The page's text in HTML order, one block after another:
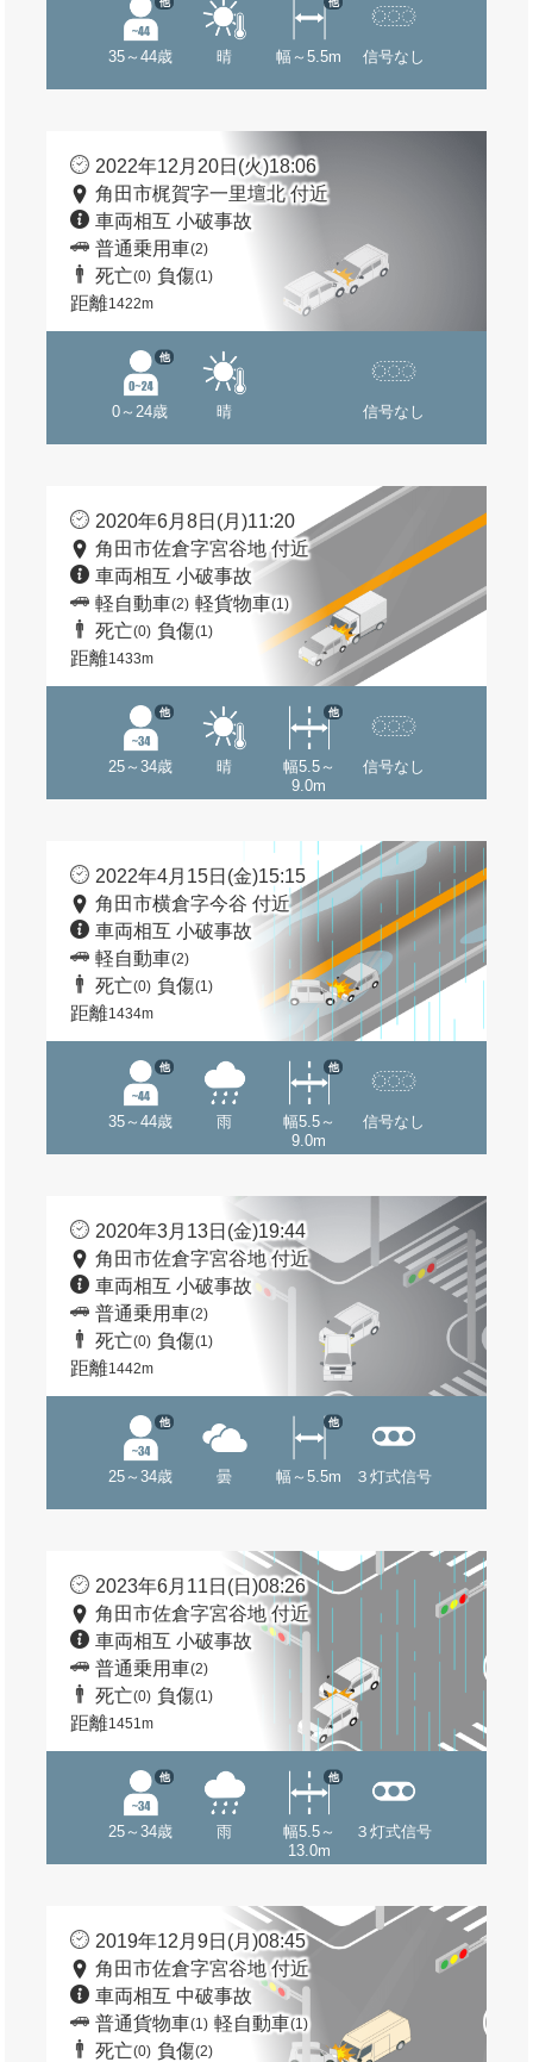
35～44歳 晴 幅～5.5m 信号なし
2022年12月20日(火)18:06
角田市梶賀字一里壇北 付近
車両相互 小破事故
普通乗用車(2)
死亡(0) 負傷(1)
距離1422m
0～24歳
他
晴 信号なし
2020年6月8日(月)11:20
角田市佐倉字宮谷地 付近
車両相互 小破事故
軽自動車(2) 軽貨物車(1)
死亡(0) 負傷(1)
距離1433m
25～34歳
他
晴
幅5.5～
9.0m
他
信号なし
2022年4月15日(金)15:15
角田市横倉字今谷 付近
車両相互 小破事故
軽自動車(2)
死亡(0) 負傷(1)
距離1434m
35～44歳
他
雨
幅5.5～
9.0m
他
信号なし
2020年3月13日(金)19:44
角田市佐倉字宮谷地 付近
車両相互 小破事故
普通乗用車(2)
死亡(0) 負傷(1)
距離1442m
25～34歳
他
曇 幅～5.5m
他
３灯式信号
2023年6月11日(日)08:26
角田市佐倉字宮谷地 付近
車両相互 小破事故
普通乗用車(2)
死亡(0) 負傷(1)
距離1451m
25～34歳
他
雨
幅5.5～
13.0m
他
３灯式信号
2019年12月9日(月)08:45
角田市佐倉字宮谷地 付近
車両相互 中破事故
普通貨物車(1) 軽自動車(1)
死亡(0) 負傷(2)